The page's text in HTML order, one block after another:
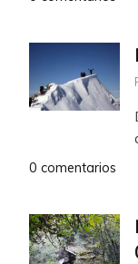
0 comentarios